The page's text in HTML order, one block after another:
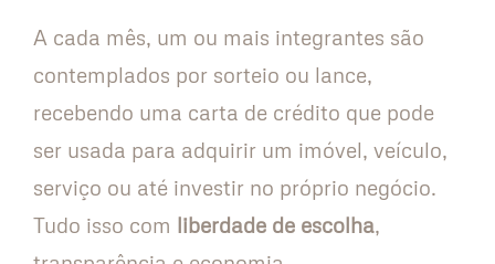
A cada mês, um ou mais integrantes são
contemplados por sorteio ou lance,
recebendo uma carta de crédito que pode
ser usada para adquirir um imóvel, veículo,
serviço ou até investir no próprio negócio.
Tudo isso com liberdade de escolha,